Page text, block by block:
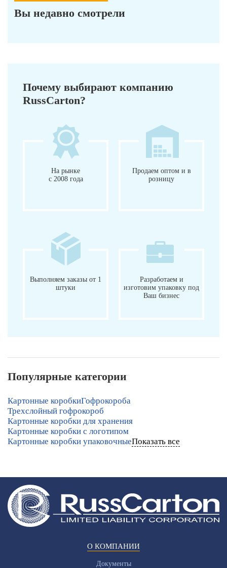
Вы недавно смотрели
Почему выбирают компанию
RussCarton?
На рынке
с 2008 года
Продаем оптом и в
розницу
Выполняем заказы от 1
штуки
Разработаем и
изготовим упаковку под
Ваш бизнес
Популярные категории
Картонные коробкиГофрокороба
Трехслойный гофрокороб
Картонные коробки для хранения
Картонные коробки с логотипом
Картонные коробки упаковочныеПоказать все
О КОМПАНИИ
Документы